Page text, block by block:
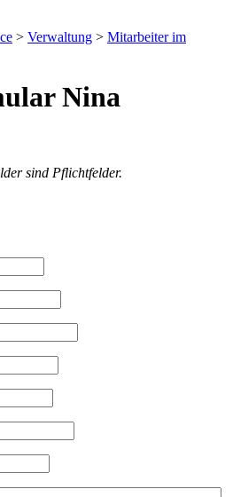
> Verwaltung > Mitarbeiter im
Nina
sind Pflichtfelder.